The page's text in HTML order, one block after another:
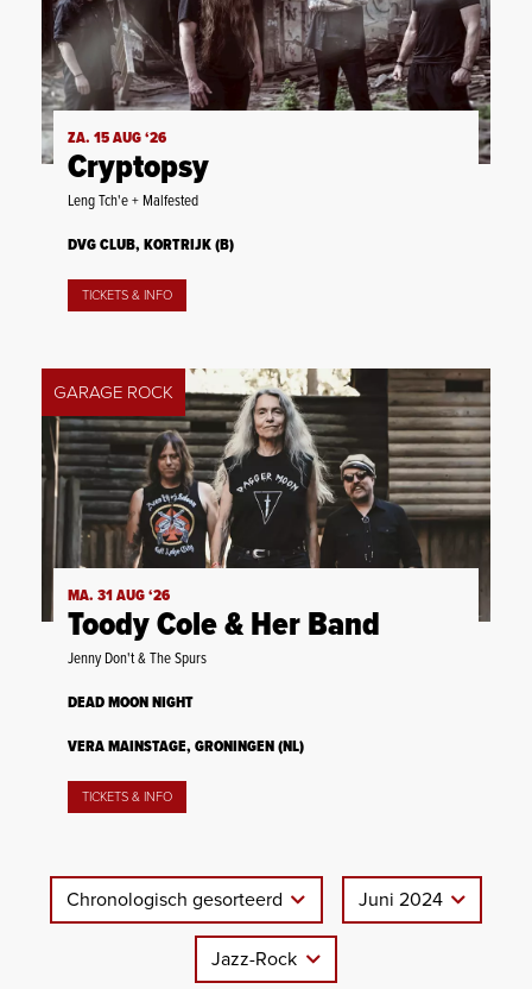
ZA. 15 AUG ‘26
Cryptopsy
Leng Tch'e + Malfested
DVG CLUB, KORTRIJK (B)
TICKETS & INFO
GARAGE ROCK
MA. 31 AUG ‘26
Toody Cole & Her Band
Jenny Don't & The Spurs
DEAD MOON NIGHT
VERA MAINSTAGE, GRONINGEN (NL)
TICKETS & INFO
Chronologisch gesorteerd Juni 2024
Jazz-Rock